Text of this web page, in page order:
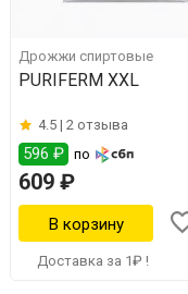
Дрожжи спиртовые
PURIFERM XXL
4.5 | 2 отзыва
596 ₽ по
609 ₽
Доставка за 1₽ !